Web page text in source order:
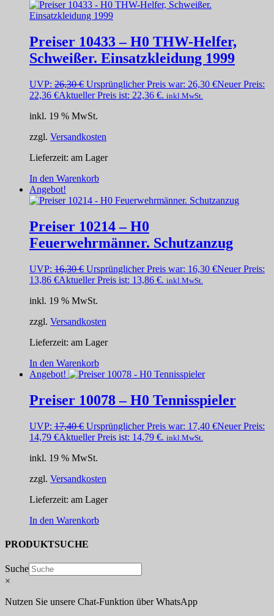
Preiser 10433 – H0 THW-Helfer,
Schweißer. Einsatzkleidung 1999
UVP: 26,30€ Ursprünglicher Preis war: 26,30 €Neuer Preis:
22,36 €Aktueller Preis ist: 22,36 €. inkl.MwSt.
inkl. 19 % MwSt.
zzgl. Versandkosten
Lieferzeit: am Lager
In den Warenkorb
Angebot!
Preiser 10214 – H0
Feuerwehrmänner. Schutzanzug
UVP: 16,30€ Ursprünglicher Preis war: 16,30 €Neuer Preis:
13,86 €Aktueller Preis ist: 13,86 €. inkl.MwSt.
inkl. 19 % MwSt.
zzgl. Versandkosten
Lieferzeit: am Lager
In den Warenkorb
Angebot!
Preiser 10078 – H0 Tennisspieler
UVP: 17,40€ Ursprünglicher Preis war: 17,40 €Neuer Preis:
14,79 €Aktueller Preis ist: 14,79 €. inkl.MwSt.
inkl. 19 % MwSt.
zzgl. Versandkosten
Lieferzeit: am Lager
In den Warenkorb
PRODUKTSUCHE
Suche
×
Nutzen Sie unsere Chat-Funktion über WhatsApp